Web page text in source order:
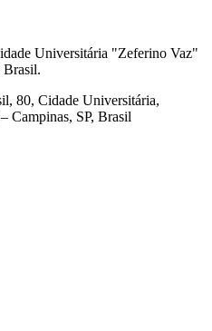
Universitária "Zeferino Vaz"
Brasil.
80, Cidade Universitária,
Campinas, SP, Brasil